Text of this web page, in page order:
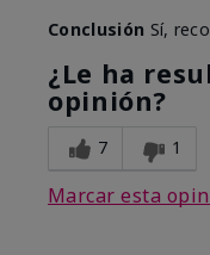
Conclusión Sí,
¿Le ha
opinión?
7 1
Marcar esta